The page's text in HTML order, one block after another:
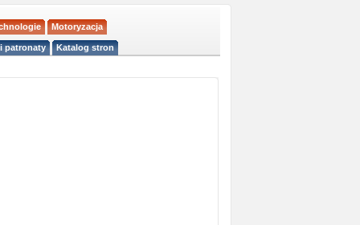
Motoryzacja
patronaty Katalog stron